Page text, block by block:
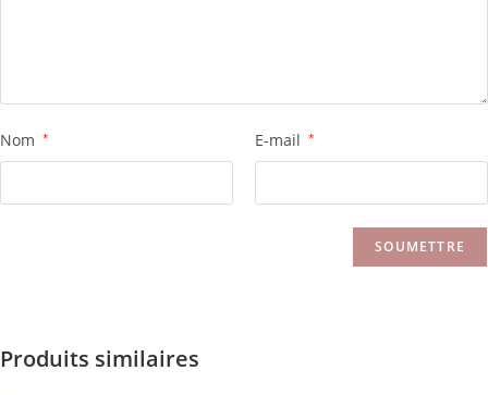
Nom * E-mail *
Produits similaires